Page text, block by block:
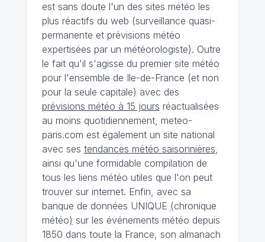
est sans doute l'un des sites météo les
plus réactifs du web (surveillance quasi-
permanente et prévisions météo
expertisées par un météorologiste). Outre
le fait qu'il s'agisse du premier site météo
pour l'ensemble de Ile-de-France (et non
pour la seule capitale) avec des
prévisions météo à 15 jours réactualisées
au moins quotidiennement, meteo-
paris.com est également un site national
avec ses tendances météo saisonnières,
ainsi qu'une formidable compilation de
tous les liens météo utiles que l'on peut
trouver sur internet. Enfin, avec sa
banque de données UNIQUE (chronique
météo) sur les événements météo depuis
1850 dans toute la France, son almanach